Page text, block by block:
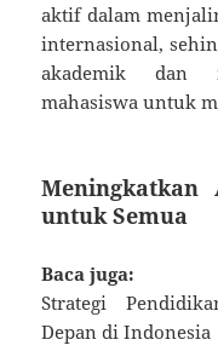
aktif dalam
internasional,
akademik dan
mahasiswa untuk
Meningkatkan
untuk Semua
Baca juga:
Strategi
Depan di Indonesia